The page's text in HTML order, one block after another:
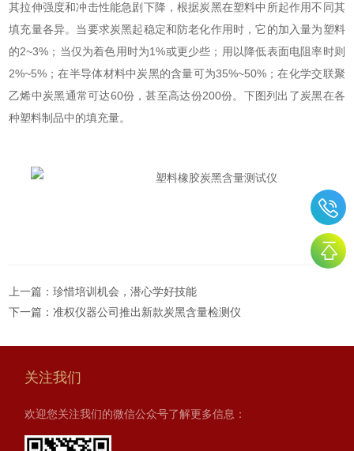
其拉伸强度和冲击性能急剧下降，根据炭黑在塑料中所起作用不同其
填充量各异。当要求炭黑起稳定和防老化作用时，它的加入量为塑料
的2~3%；当仅为着色用时为1%或更少些；用以降低表面电阻率时则
2%~5%；在半导体材料中炭黑的含量可为35%~50%；在化学交联聚
乙烯中炭黑通常可达60份，甚至高达份200份。下图列出了炭黑在各
种塑料制品中的填充量。
上一篇：珍惜培训机会，潜心学好技能
下一篇：准权仪器公司推出新款炭黑含量检测仪
关注我们
欢迎您关注我们的微信公众号了解更多信息：